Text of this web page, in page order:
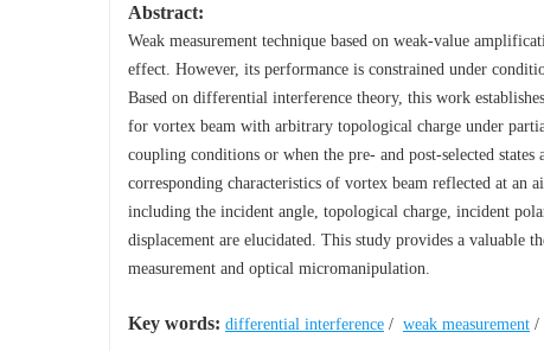
Abstract:
Weak measurement technique based on weak-value
effect. However, its performance is constrained under
Based on differential interference theory, this work
for vortex beam with arbitrary topological charge under
coupling conditions or when the pre- and post-selected
corresponding characteristics of vortex beam reflected at an
including the incident angle, topological charge, incident
displacement are elucidated. This study provides a
measurement and optical micromanipulation.
Key words: differential interference / weak measurement /